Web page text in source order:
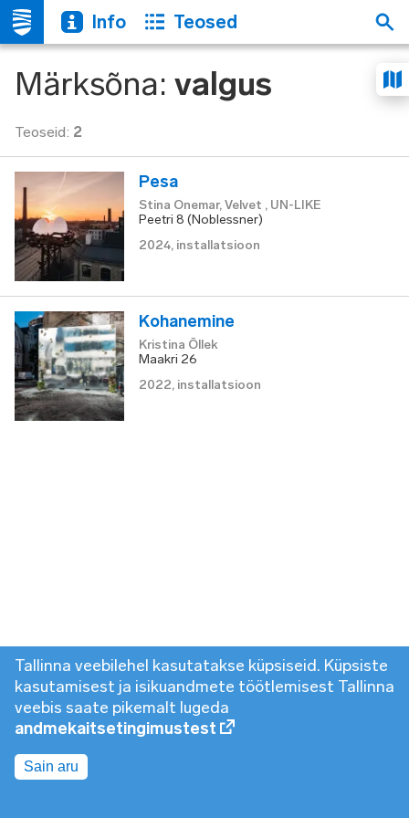
Info Teosed
Märksõna: valgus
Teoseid: 2
Pesa
Stina Onemar, Velvet , UN-LIKE
Peetri 8 (Noblessner)
2024, installatsioon
Kohanemine
Kristina Õllek
Maakri 26
2022, installatsioon
Tallinna veebilehel kasutatakse küpsiseid. Küpsiste
kasutamisest ja isikuandmete töötlemisest Tallinna
veebis saate pikemalt lugeda
andmekaitsetingimustest
Sain aru